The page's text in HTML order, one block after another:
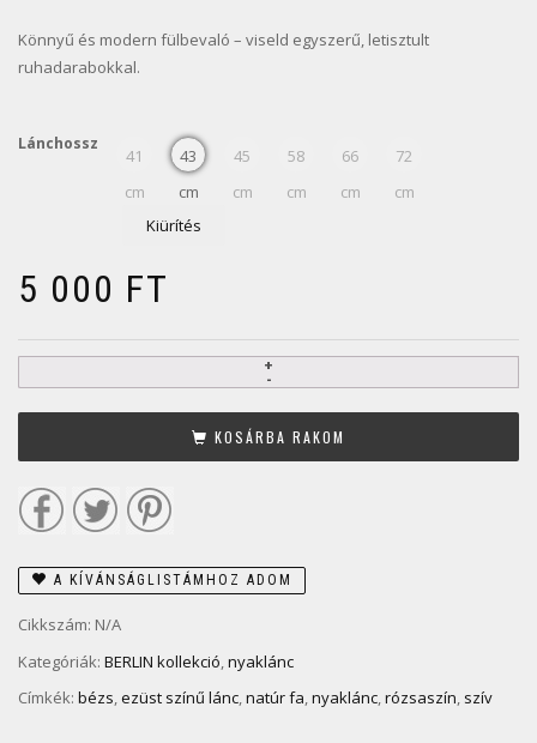
Könnyű és modern fülbevaló – viseld egyszerű, letisztult
ruhadarabokkal.
Lánchossz
41
cm
43
cm
45
cm
58
cm
66
cm
72
cm
Kiürítés
5 000 FT
KOSÁRBA RAKOM
A KÍVÁNSÁGLISTÁMHOZ ADOM
Cikkszám: N/A
Kategóriák: BERLIN kollekció,nyaklánc
Címkék: bézs,ezüst színű lánc,natúr fa,nyaklánc,rózsaszín, szív